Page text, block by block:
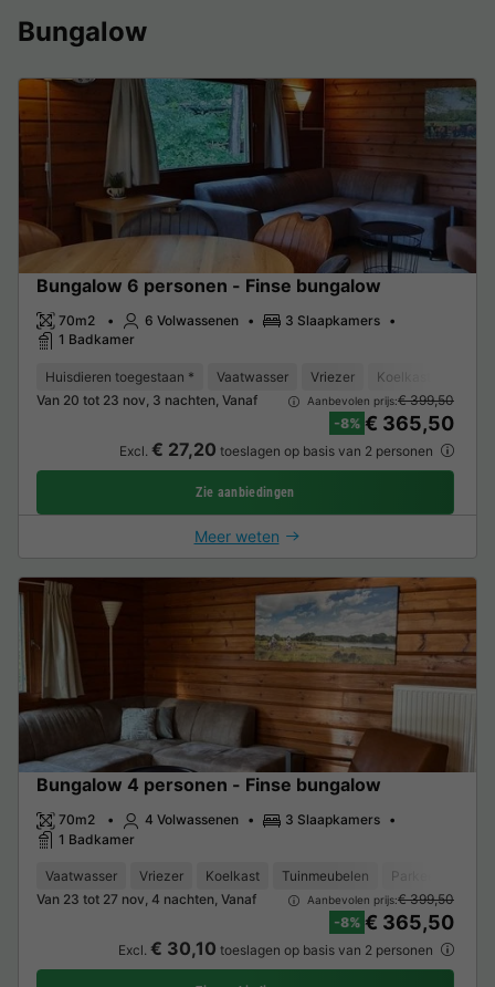
Bungalow
Bungalow 6 personen - Finse bungalow
70m2 6 Volwassenen
3 Slaapkamers
1 Badkamer
Huisdieren toegestaan * Vaatwasser Vriezer Koelkast
Van 20 tot 23 nov, 3 nachten, Vanaf
Aanbevolen prijs:€ 399,50
-8% € 365,50
Excl. € 27,20 toeslagen op basis van 2 personen
Zie aanbiedingen
Meer weten
Bungalow 4 personen - Finse bungalow
70m2 4 Volwassenen
3 Slaapkamers
1 Badkamer
Vaatwasser Vriezer Koelkast Tuinmeubelen
Parkeerplaats
Van 23 tot 27 nov, 4 nachten, Vanaf
Aanbevolen prijs:€ 399,50
-8% € 365,50
Excl. € 30,10 toeslagen op basis van 2 personen